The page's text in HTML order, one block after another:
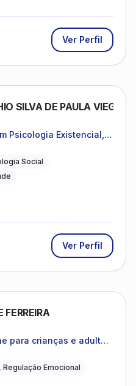
Ver Perfil
SILVA DE PAULA VIEGAS
Psicologia Existencial,
Social
Ver Perfil
FERREIRA
para crianças e adultos
e construir uma vida
Emocional